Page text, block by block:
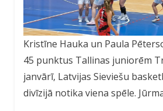
Kristīne Hauka un Paula
45 punktus Tallinas juniorēm
janvārī, Latvijas Sieviešu
divīzijā notika viena spēle.